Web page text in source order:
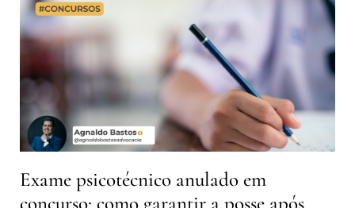
Exame psicotécnico anulado em
concurso: como garantir a posse após